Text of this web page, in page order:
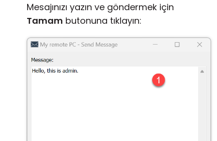
Mesajınızı yazın ve göndermek için
Tamam butonuna tıklayın: